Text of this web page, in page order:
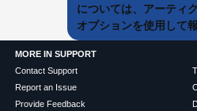
については、アーティ
オプションを使用して
MORE IN SUPPORT
Contact Support
Report an Issue
Provide Feedback